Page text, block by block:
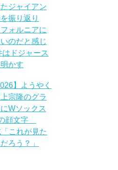
ジャイアン
振り返り
フォルニアに
のだと感じ
はドジャース
かす
】ようやく
宗隆のグラ
Wソックス
顔文字
これが見た
ろう？」